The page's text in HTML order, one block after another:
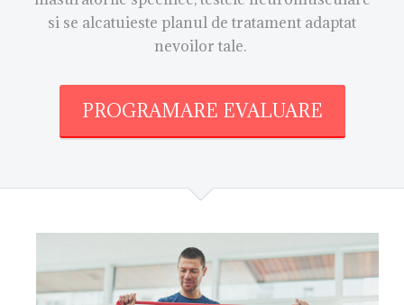
si se alcatuieste planul de tratament adaptat
nevoilor tale.
PROGRAMARE EVALUARE